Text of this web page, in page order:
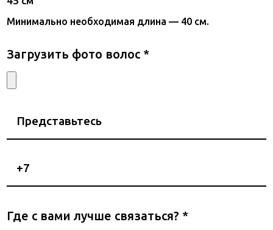
Минимально необходимая длина — 40 см.
Загрузить фото волос *
телефона
Где с вами лучше связаться? *